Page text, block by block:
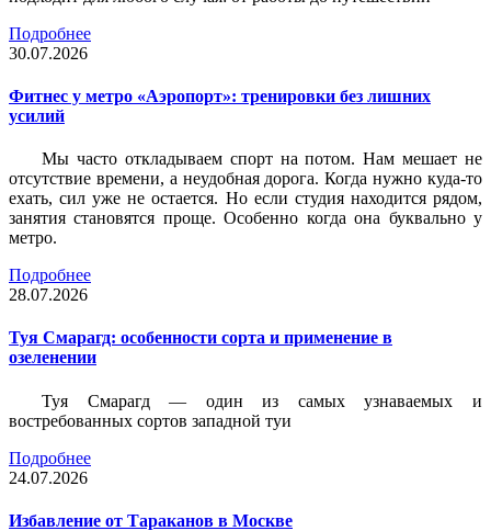
Подробнее
30.07.2026
Фитнес у метро «Аэропорт»: тренировки без лишних
усилий
Мы часто откладываем спорт на потом. Нам мешает не
отсутствие времени, а неудобная дорога. Когда нужно куда-то
ехать, сил уже не остается. Но если студия находится рядом,
занятия становятся проще. Особенно когда она буквально у
метро.
Подробнее
28.07.2026
Туя Смарагд: особенности сорта и применение в
озеленении
Туя Смарагд — один из самых узнаваемых и
востребованных сортов западной туи
Подробнее
24.07.2026
Избавление от Тараканов в Москве